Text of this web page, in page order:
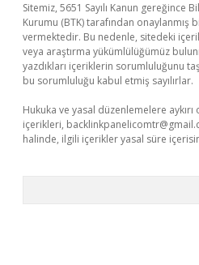
Sitemiz, 5651 Sayılı Kanun gereğince
Kurumu (BTK) tarafından onaylanmış
vermektedir. Bu nedenle, sitedeki
veya araştırma yükümlülüğümüz
yazdıkları içeriklerin sorumluluğunu
bu sorumluluğu kabul etmiş sayılırlar.
Hukuka ve yasal düzenlemelere
içerikleri,
halinde, ilgili içerikler yasal süre